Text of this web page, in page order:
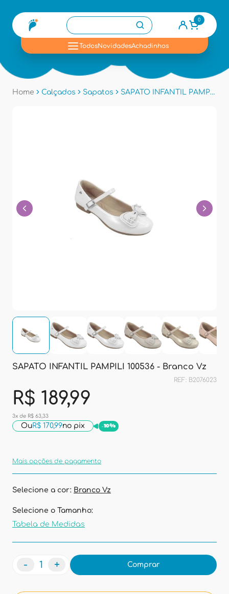
0
TodosNovidadesAchadinhos
Home Calçados Sapatos SAPATO INFANTIL PAMPILI 100536 - Branco Vz
SAPATO INFANTIL PAMPILI 100536 - Branco Vz
REF: B2076023
R$ 189,99
3x de R$ 63,33
OuR$ 170,99no pix -10%
Mais opções de pagamento
Selecione a cor: Branco Vz
Selecione o Tamanho:
Tabela de Medidas
- + Comprar